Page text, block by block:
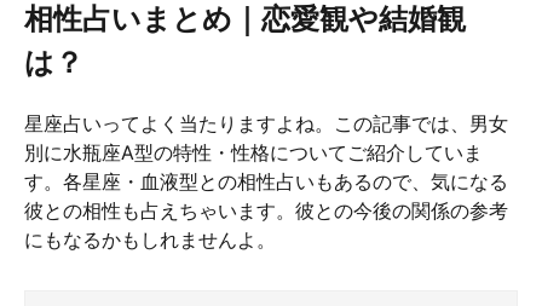
相性占いまとめ｜恋愛観や結婚観
は？
星座占いってよく当たりますよね。この記事では、男女
別に水瓶座A型の特性・性格についてご紹介していま
す。各星座・血液型との相性占いもあるので、気になる
彼との相性も占えちゃいます。彼との今後の関係の参考
にもなるかもしれませんよ。